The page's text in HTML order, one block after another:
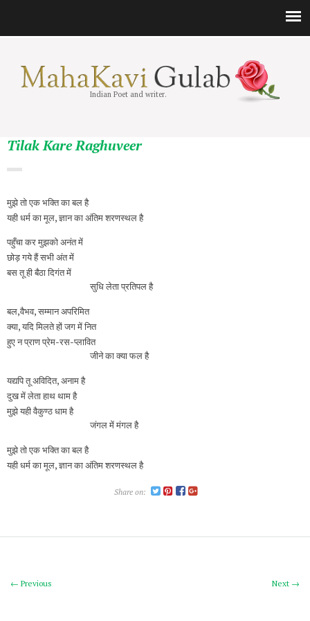
Indian Poet and writer.
Tilak Kare Raghuveer
मुझे तो एक भक्ति का बल है
यही धर्म का मूल, ज्ञान का अंतिम शरणस्थल है
पहुँचा कर मुझको अनंत में
छोड़ गये हैं सभी अंत में
बस तू ही बैठा दिगंत में
सुधि लेता प्रतिपल है
बल,वैभव, सम्मान अपरिमित
क्या, यदि मिलते हों जग में नित
हुए न प्राण प्रेम-रस-प्लावित
जीने का क्या फल है
यद्यपि तू अविदित, अनाम है
दुख में लेता हाथ थाम है
मुझे यही वैकुण्ठ धाम है
जंगल में मंगल है
मुझे तो एक भक्ति का बल है
यही धर्म का मूल, ज्ञान का अंतिम शरणस्थल है
Share on:
Next →
← Previous